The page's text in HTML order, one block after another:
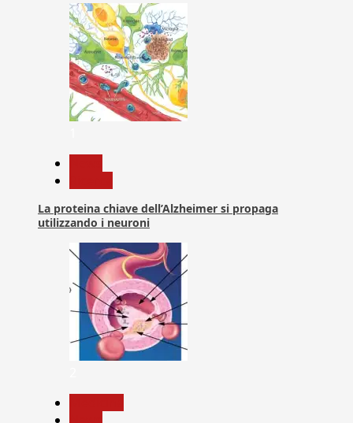
La proteina chiave dell’Alzheimer si propaga
utilizzando i neuroni